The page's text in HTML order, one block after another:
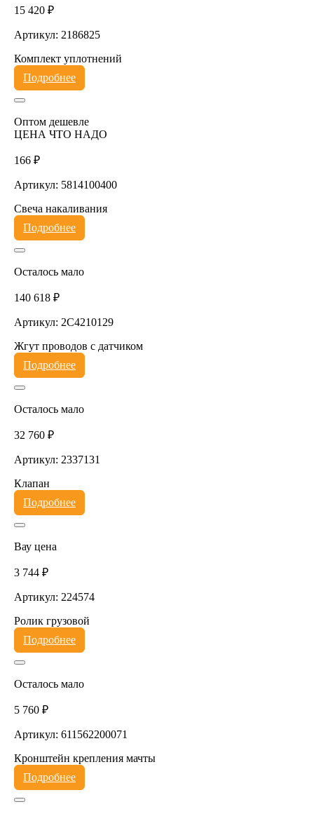
15 420 ₽
Артикул: 2186825
Комплект уплотнений
Подробнее
Оптом дешевле
ЦЕНА ЧТО НАДО
166 ₽
Артикул: 5814100400
Свеча накаливания
Подробнее
Осталось мало
140 618 ₽
Артикул: 2C4210129
Жгут проводов с датчиком
Подробнее
Осталось мало
32 760 ₽
Артикул: 2337131
Клапан
Подробнее
Вау цена
3 744 ₽
Артикул: 224574
Ролик грузовой
Подробнее
Осталось мало
5 760 ₽
Артикул: 611562200071
Кронштейн крепления мачты
Подробнее